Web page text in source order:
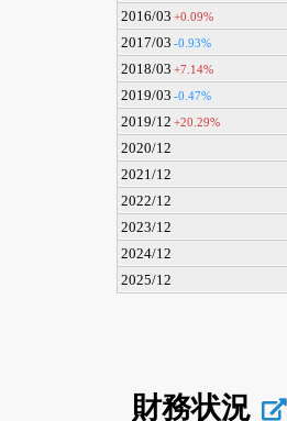
2016/03 +0.09%
2017/03 -0.93%
2018/03 +7.14%
2019/03 -0.47%
2019/12 +20.29%
2020/12
2021/12
2022/12
2023/12
2024/12
2025/12
財務状況